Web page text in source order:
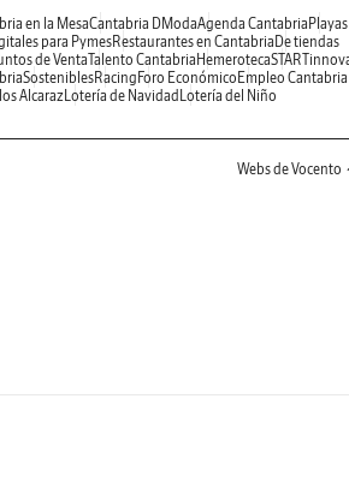
en la MesaCantabria DModaAgenda CantabriaPlayas
para PymesRestaurantes en CantabriaDe tiendas
de VentaTalento CantabriaHemeroteca
SosteniblesRacingForo EconómicoEmpleo Cantabria
AlcarazLotería de NavidadLotería del Niño
Webs de Vocento